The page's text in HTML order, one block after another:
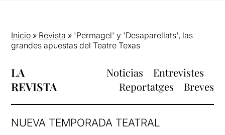
Inicio » Revista » 'Permagel' y 'Desaparellats', las
grandes apuestas del Teatre Texas
LA
REVISTA
Noticias
Entrevistes
Reportatges
Breves
NUEVA TEMPORADA TEATRAL